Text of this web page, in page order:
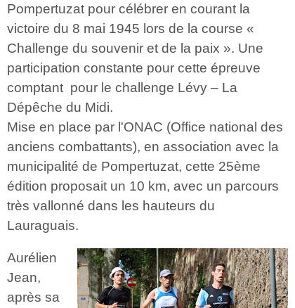
Pompertuzat pour célébrer en courant la
victoire du 8 mai 1945 lors de la course «
Challenge du souvenir et de la paix ». Une
participation constante pour cette épreuve
comptant pour le challenge Lévy – La
Dépêche du Midi.
Mise en place par l'ONAC (Office national des
anciens combattants), en association avec la
municipalité de Pompertuzat, cette 25ème
édition proposait un 10 km, avec un parcours
très vallonné dans les hauteurs du
Lauraguais.
Aurélien
Jean,
après sa